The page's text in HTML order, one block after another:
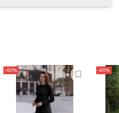
-60% -60%